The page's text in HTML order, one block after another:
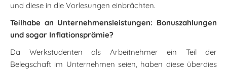
und diese in die Vorlesungen einbrächten.
Teilhabe an Unternehmensleistungen: Bonuszahlungen
und sogar Inflationsprämie?
Da Werkstudenten als Arbeitnehmer ein Teil der
Belegschaft im Unternehmen seien, haben diese überdies